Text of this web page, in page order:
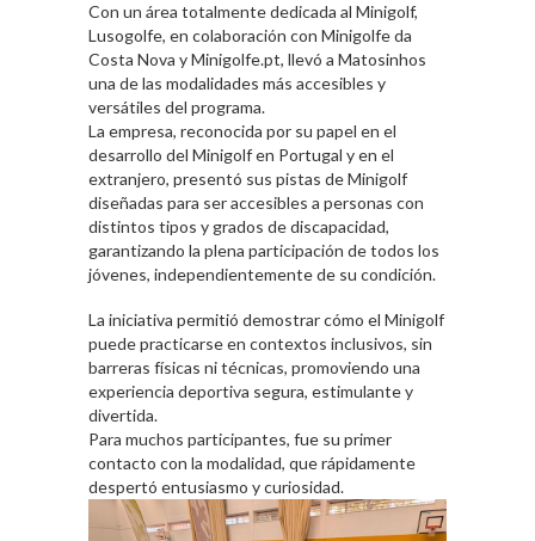
Con un área totalmente dedicada al Minigolf,
Lusogolfe, en colaboración con Minigolfe da
Costa Nova y Minigolfe.pt, llevó a Matosinhos
una de las modalidades más accesibles y
versátiles del programa.
La empresa, reconocida por su papel en el
desarrollo del Minigolf en Portugal y en el
extranjero, presentó sus pistas de Minigolf
diseñadas para ser accesibles a personas con
distintos tipos y grados de discapacidad,
garantizando la plena participación de todos los
jóvenes, independientemente de su condición.
La iniciativa permitió demostrar cómo el Minigolf
puede practicarse en contextos inclusivos, sin
barreras físicas ni técnicas, promoviendo una
experiencia deportiva segura, estimulante y
divertida.
Para muchos participantes, fue su primer
contacto con la modalidad, que rápidamente
despertó entusiasmo y curiosidad.